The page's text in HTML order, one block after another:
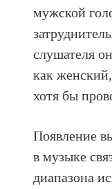
мужской
слушателя
как
хотя бы
Появление
в музыке
диапазона